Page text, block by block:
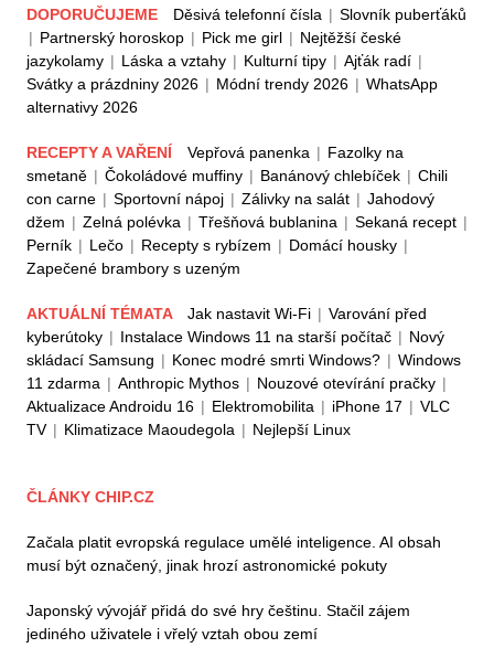
DOPORUČUJEME Děsivá telefonní čísla | Slovník puberťáků
| Partnerský horoskop | Pick me girl | Nejtěžší české
jazykolamy | Láska a vztahy | Kulturní tipy | Ajťák radí |
Svátky a prázdniny 2026 | Módní trendy 2026 | WhatsApp
alternativy 2026
RECEPTY A VAŘENÍ Vepřová panenka | Fazolky na
smetaně | Čokoládové muffiny | Banánový chlebíček | Chili
con carne | Sportovní nápoj | Zálivky na salát | Jahodový
džem | Zelná polévka | Třešňová bublanina | Sekaná recept |
Perník | Lečo | Recepty s rybízem | Domácí housky |
Zapečené brambory s uzeným
AKTUÁLNÍ TÉMATA Jak nastavit Wi-Fi | Varování před
kyberútoky | Instalace Windows 11 na starší počítač | Nový
skládací Samsung | Konec modré smrti Windows? | Windows
11 zdarma | Anthropic Mythos | Nouzové otevírání pračky |
Aktualizace Androidu 16 | Elektromobilita | iPhone 17 | VLC
TV | Klimatizace Maoudegola | Nejlepší Linux
ČLÁNKY CHIP.CZ
Začala platit evropská regulace umělé inteligence. AI obsah
musí být označený, jinak hrozí astronomické pokuty
Japonský vývojář přidá do své hry češtinu. Stačil zájem
jediného uživatele i vřelý vztah obou zemí